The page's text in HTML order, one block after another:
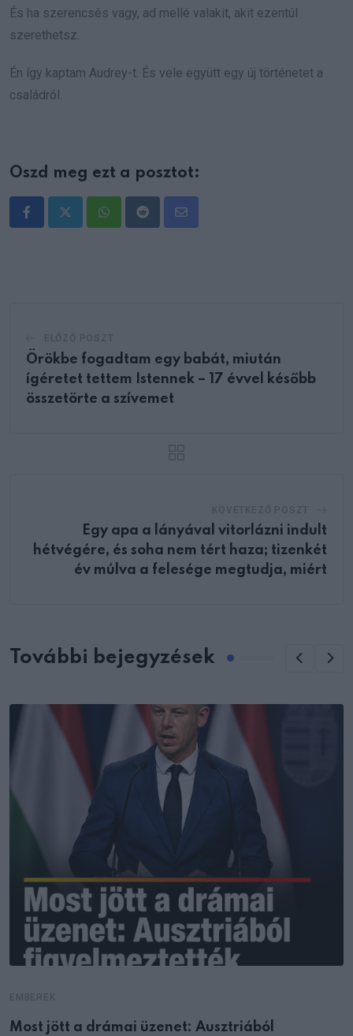
És ha szerencsés vagy, ad mellé valakit, akit ezentúl
szerethetsz.
Én így kaptam Audrey-t. És vele együtt egy új történetet a
családról.
Oszd meg ezt a posztot:
WhatsappRedditShare
Örökbe fogadtam egy babát, miután
ígéretet tettem Istennek – 17 évvel később
összetörte a szívemet
Egy apa a lányával vitorlázni indult
hétvégére, és soha nem tért haza; tizenkét
év múlva a felesége megtudja, miért
További bejegyzések
Most jött a drámai üzenet: Ausztriából